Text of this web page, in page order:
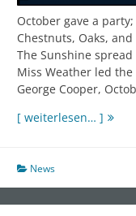
October gave a
Chestnuts, Oaks,
The Sunshine
Miss Weather led
George Cooper,
[ weiterlesen… ]
News